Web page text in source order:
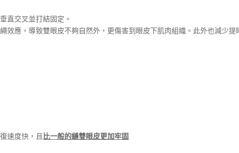
直交叉並打結固定。
效應，導致雙眼皮不夠自然外，更傷害到眼皮下肌肉組織。此外也減少提
速度快，且 比一般的縫雙眼皮更加牢固